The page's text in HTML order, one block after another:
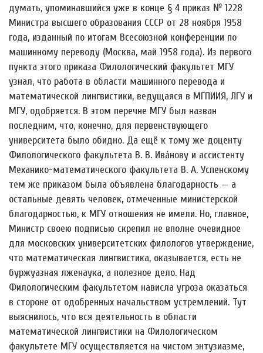
думать, упоминавшийся уже в конце § 4 приказ № 1228
Министра высшего образования СССР от 28 ноября 1958
года, изданный по итогам Всесоюзной конференции по
машинному переводу (Москва, май 1958 года). Из первого
пункта этого приказа Филологический факультет МГУ
узнал, что работа в области машинного перевода и
математической лингвистики, ведущаяся в МГПИИЯ, ЛГУ и
МГУ, одобряется. В этом перечне МГУ был назван
последним, что, конечно, для первенствующего
университета было обидно. Да ещё к тому же доценту
Филологического факультета В. В. Ива́нову и ассистенту
Механико-математического факультета В. А. Успенскому
тем же приказом была объявлена благодарность — а
остальные девять человек, отмеченные министерской
благодарностью, к МГУ отношения не имели. Но, главное,
Министр своею подписью скрепил не вполне очевидное
для московских университетских филологов утверждение,
что математическая лингвистика, оказывается, есть не
буржуазная лженаука, а полезное дело. Над
Филологическим факультетом нависла угроза оказаться
в стороне от одобренных начальством устремлений. Тут
выяснилось, что вся деятельность в области
математической лингвистики на Филологическом
факультете МГУ осуществляется на чистом энтузиазме,